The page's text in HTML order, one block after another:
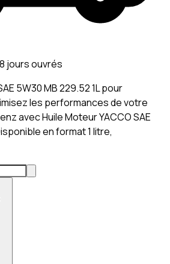
jours ouvrés
5W30 MB 229.52 1L pour
les performances de votre
avec Huile Moteur YACCO SAE
en format 1 litre,